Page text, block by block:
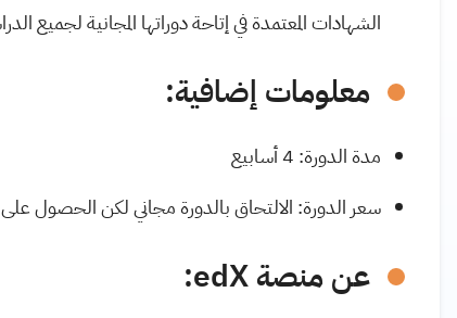
الشهادات المعتمدة في إتاحة دوراتها المجانية لجميع
معلومات إضافية:
مدة الدورة: 4 أسابيع
سعر الدورة: الالتحاق بالدورة مجاني لكن الحصول على شهادة
عن منصة edX: